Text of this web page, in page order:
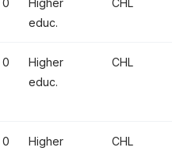
0
Higher
educ.
CHL
0
Higher
educ.
CHL
0
Higher
CHL